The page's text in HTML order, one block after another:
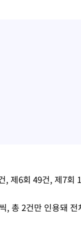
, 제6회 49건, 제7회
, 총 2건만 인용돼